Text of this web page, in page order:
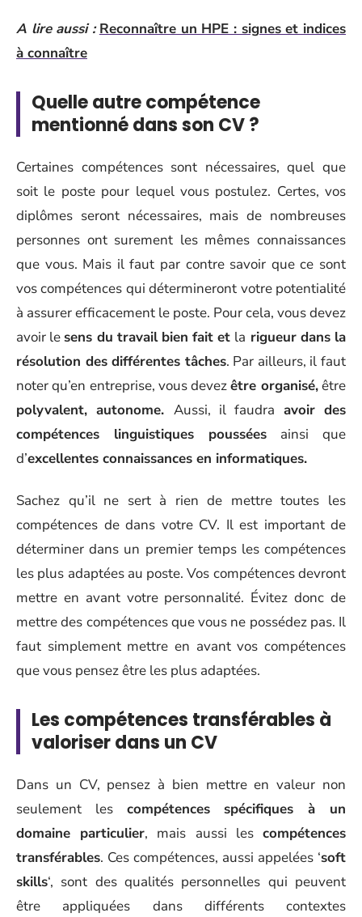
A lire aussi : Reconnaître un HPE : signes et indices
à connaître
Quelle autre compétence
mentionné dans son CV ?
Certaines compétences sont nécessaires, quel que
soit le poste pour lequel vous postulez. Certes, vos
diplômes seront nécessaires, mais de nombreuses
personnes ont surement les mêmes connaissances
que vous. Mais il faut par contre savoir que ce sont
vos compétences qui détermineront votre potentialité
à assurer efficacement le poste. Pour cela, vous devez
avoir le sens du travail bien fait et la rigueur dans la
résolution des différentes tâches. Par ailleurs, il faut
noter qu’en entreprise, vous devezêtre organisé,être
polyvalent, autonome. Aussi, il faudra avoir des
compétences linguistiques poussées ainsi que
d’excellentes connaissances en informatiques.
Sachez qu’il ne sert à rien de mettre toutes les
compétences de dans votre CV. Il est important de
déterminer dans un premier temps les compétences
les plus adaptées au poste. Vos compétences devront
mettre en avant votre personnalité. Évitez donc de
mettre des compétences que vous ne possédez pas. Il
faut simplement mettre en avant vos compétences
que vous pensez être les plus adaptées.
Les compétences transférables à
valoriser dans un CV
Dans un CV, pensez à bien mettre en valeur non
seulement les compétences spécifiques à un
domaine particulier, mais aussi lescompétences
transférables. Ces compétences, aussi appelées ‘soft
skills‘, sont des qualités personnelles qui peuvent
être appliquées dans différents contextes